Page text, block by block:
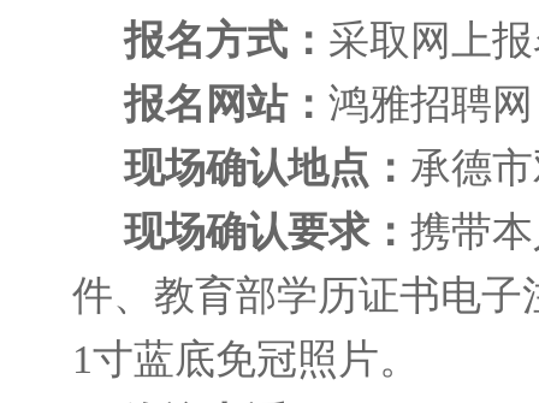
报名方式： 采取网上
报名网站： 鸿雅招聘网
现场确认地点： 承德
现场确认要求： 携带
件、教育部学历证书电
1寸蓝底免冠照片。